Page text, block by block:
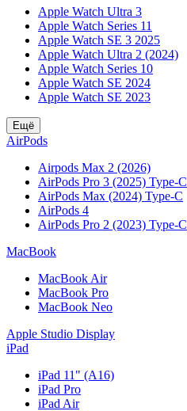
Apple Watch Ultra 3
Apple Watch Series 11
Apple Watch SE 3 2025
Apple Watch Ultra 2 (2024)
Apple Watch Series 10
Apple Watch SE 2024
Apple Watch SE 2023
Ещё
AirPods
Airpods Max 2 (2026)
AirPods Pro 3 (2025) Type-C
AirPods Max (2024) Type-C
AirPods 4
AirPods Pro 2 (2023) Type-C
MacBook
MacBook Air
MacBook Pro
MacBook Neo
Apple Studio Display
iPad
iPad 11" (A16)
iPad Pro
iPad Air